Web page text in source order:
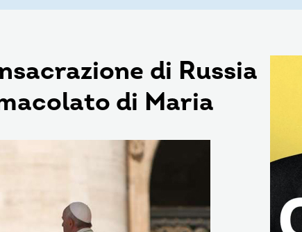
di Russia
di Maria